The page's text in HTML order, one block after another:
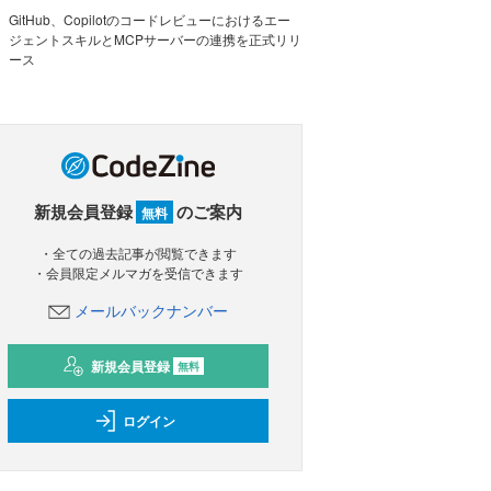
GitHub、Copilotのコードレビューにおけるエー
ジェントスキルとMCPサーバーの連携を正式リリ
ース
新規会員登録 無料 のご案内
・全ての過去記事が閲覧できます
・会員限定メルマガを受信できます
メールバックナンバー
新規会員登録 無料
ログイン